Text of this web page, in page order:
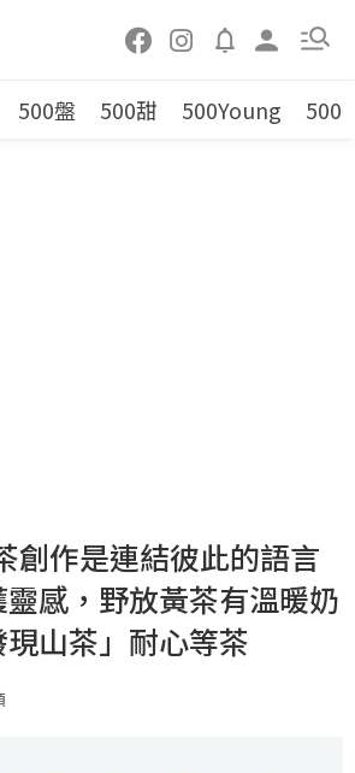
500盤 500甜 500Young 500
創作是連結彼此的語言
感，野放黃茶有溫暖奶
山茶」耐心等茶